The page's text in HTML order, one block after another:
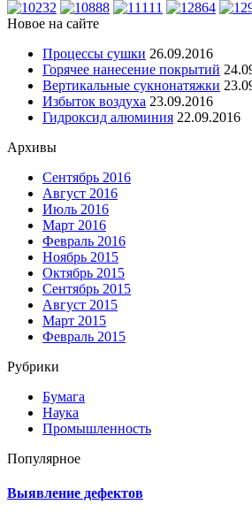
Новое на сайте
Процессы сушки 26.09.2016
Горячее нанесение покрытий
Вертикальные сукнонатяжки
Избыток воздуха 23.09.2016
Гидроксид алюминия 22.09.2016
Архивы
Сентябрь 2016
Август 2016
Июль 2016
Март 2016
Февраль 2016
Ноябрь 2015
Октябрь 2015
Сентябрь 2015
Август 2015
Март 2015
Февраль 2015
Рубрики
Бумага
Наука
Промышленность
Популярное
Выявление дефектов